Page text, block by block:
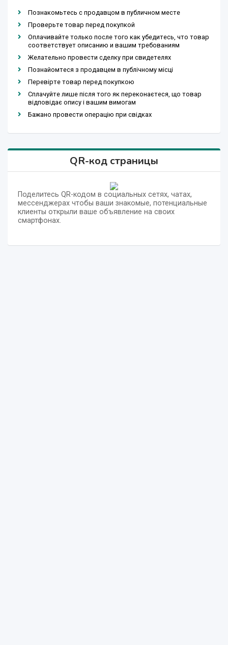
Познакомьтесь с продавцом в публичном месте
Проверьте товар перед покупкой
Оплачивайте только после того как убедитесь, что товар
соответствует описанию и вашим требованиям
Желательно провести сделку при свидетелях
Познайомтеся з продавцем в публічному місці
Перевірте товар перед покупкою
Сплачуйте лише після того як переконаєтеся, що товар
відповідає опису і вашим вимогам
Бажано провести операцію при свідках
QR-код страницы
Поделитесь QR-кодом в социальных сетях, чатах,
мессенджерах чтобы ваши знакомые, потенциальные
клиенты открыли ваше объявление на своих
смартфонах.